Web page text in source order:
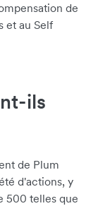
de
et au Self
ils
de Plum
d'actions, y
500 telles que